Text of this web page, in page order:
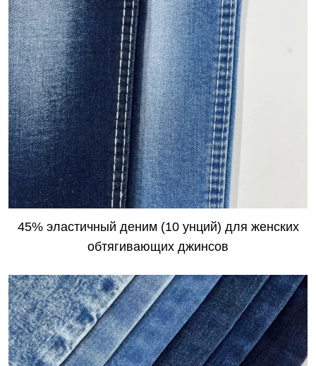
45% эластичный деним (10 унций) для женских
обтягивающих джинсов